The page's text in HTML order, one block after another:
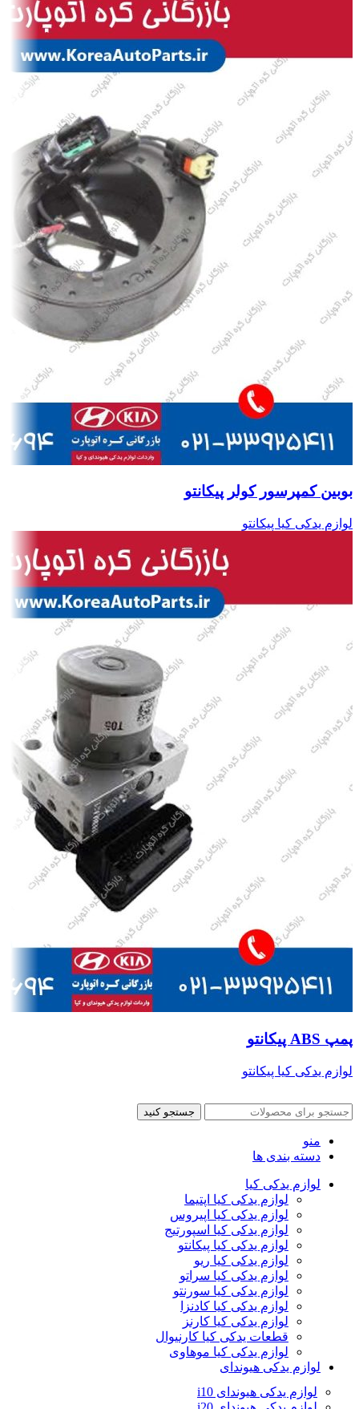
بوبین کمپرسور کولر پیکانتو
لوازم یدکی کیا پیکانتو
پمپ ABS پیکانتو
لوازم یدکی کیا پیکانتو
جستجو کنید
منو
دسته بندی ها
لوازم یدکی کیا
لوازم یدکی کیا اپتیما
لوازم یدکی کیا اپیروس
لوازم یدکی کیا اسپورتیج
لوازم یدکی کیا پیکانتو
لوازم یدکی کیا ریو
لوازم یدکی کیا سراتو
لوازم یدکی کیا سورنتو
لوازم یدکی کیا کادنزا
لوازم یدکی کیا کارنز
قطعات یدکی کیا کارنیوال
لوازم یدکی کیا موهاوی
لوازم یدکی هیوندای
لوازم یدکی هیوندای i10